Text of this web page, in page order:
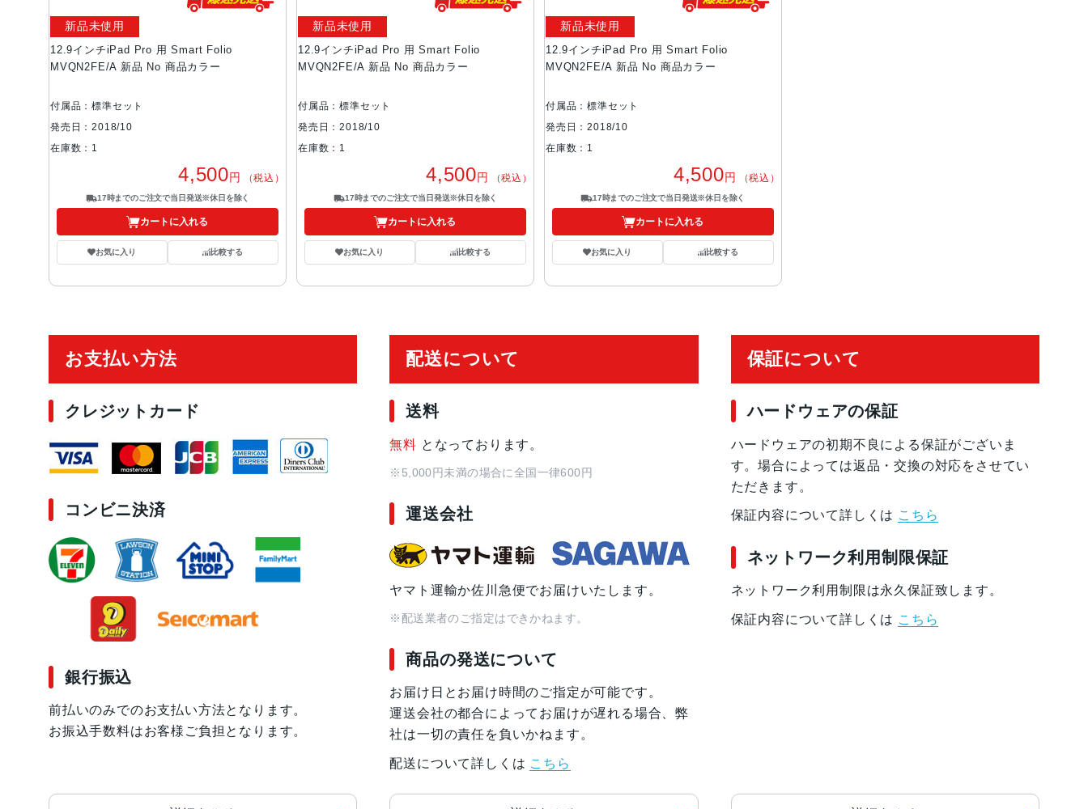
12.9インチiPad Pro 用 Smart Folio
MVQN2FE/A 新品 No 商品カラー
新品未使用
付属品：標準セット
発売日：2018/10
在庫数：1
4,500円 （税込）
17時までのご注文で当日発送※休日を除く
カートに入れる
お気に入り 比較する
12.9インチiPad Pro 用 Smart Folio
MVQN2FE/A 新品 No 商品カラー
新品未使用
付属品：標準セット
発売日：2018/10
在庫数：1
4,500円 （税込）
17時までのご注文で当日発送※休日を除く
カートに入れる
お気に入り 比較する
12.9インチiPad Pro 用 Smart Folio
MVQN2FE/A 新品 No 商品カラー
新品未使用
付属品：標準セット
発売日：2018/10
在庫数：1
4,500円 （税込）
17時までのご注文で当日発送※休日を除く
カートに入れる
お気に入り 比較する
お支払い方法
クレジットカード
コンビニ決済
銀行振込
前払いのみでのお支払い方法となります。
お振込手数料はお客様ご負担となります。
配送について
送料
無料 となっております。
※5,000円未満の場合に全国一律600円
運送会社
ヤマト運輸か佐川急便でお届けいたします。
※配送業者のご指定はできかねます。
商品の発送について
お届け日とお届け時間のご指定が可能です。
運送会社の都合によってお届けが遅れる場合、弊
社は一切の責任を負いかねます。
配送について詳しくは こちら
保証について
ハードウェアの保証
ハードウェアの初期不良による保証がございま
す。場合によっては返品・交換の対応をさせてい
ただきます。
保証内容について詳しくは こちら
ネットワーク利用制限保証
ネットワーク利用制限は永久保証致します。
保証内容について詳しくは こちら